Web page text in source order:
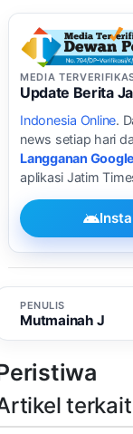
MEDIA
Update Berita
Indonesia Online.
news setiap hari
Langganan
aplikasi Jatim
PENULIS
Mutmainah J